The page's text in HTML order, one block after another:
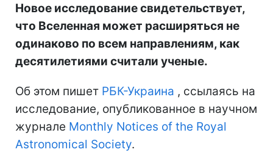
Новое исследование свидетельствует,
что Вселенная может расширяться не
одинаково по всем направлениям, как
десятилетиями считали ученые.
Об этом пишет РБК-Украина , ссылаясь на
исследование, опубликованное в научном
журнале Monthly Notices of the Royal
Astronomical Society.